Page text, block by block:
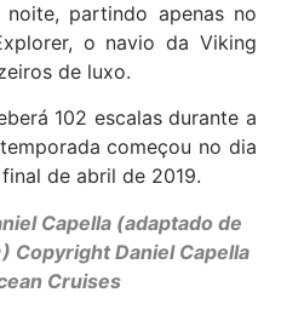
partindo apenas no
o navio da Viking
de luxo.
102 escalas durante a
começou no dia
de abril de 2019.
Capella (adaptado de
Copyright Daniel Capella
Cruises